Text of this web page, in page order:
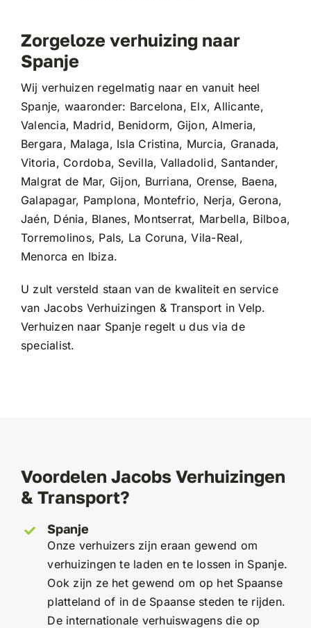
Zorgeloze verhuizing naar
Spanje
Wij verhuizen regelmatig naar en vanuit heel
Spanje, waaronder: Barcelona, Elx, Allicante,
Valencia, Madrid, Benidorm, Gijon, Almeria,
Bergara, Malaga, Isla Cristina, Murcia, Granada,
Vitoria, Cordoba, Sevilla, Valladolid, Santander,
Malgrat de Mar, Gijon, Burriana, Orense, Baena,
Galapagar, Pamplona, Montefrio, Nerja, Gerona,
Jaén, Dénia, Blanes, Montserrat, Marbella, Bilboa,
Torremolinos, Pals, La Coruna, Vila-Real,
Menorca en Ibiza.
U zult versteld staan van de kwaliteit en service
van Jacobs Verhuizingen & Transport in Velp.
Verhuizen naar Spanje regelt u dus via de
specialist.
Voordelen Jacobs Verhuizingen
& Transport?
Spanje
Onze verhuizers zijn eraan gewend om
verhuizingen te laden en te lossen in Spanje.
Ook zijn ze het gewend om op het Spaanse
platteland of in de Spaanse steden te rijden.
De internationale verhuiswagens die op